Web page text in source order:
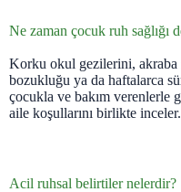
Ne zaman çocuk ruh sağlığı
Korku okul gezilerini, akraba
bozukluğu ya da haftalarca
çocukla ve bakım verenlerle
aile koşullarını birlikte inceler.
Acil ruhsal belirtiler nelerdir?